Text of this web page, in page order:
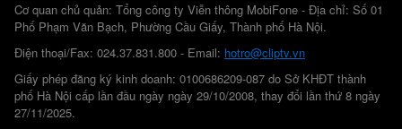
Cơ quan chủ quản: Tổng công ty Viễn thông MobiFone - Địa chỉ: Số 01
Phố Phạm Văn Bạch, Phường Cầu Giấy, Thành phố Hà Nội.
Điện thoại/Fax: 024.37.831.800 - Email: hotro@cliptv.vn
Giấy phép đăng ký kinh doanh: 0100686209-087 do Sở KHĐT thành
phố Hà Nội cấp lần đầu ngày ngày 29/10/2008, thay đổi lần thứ 8 ngày
27/11/2025.